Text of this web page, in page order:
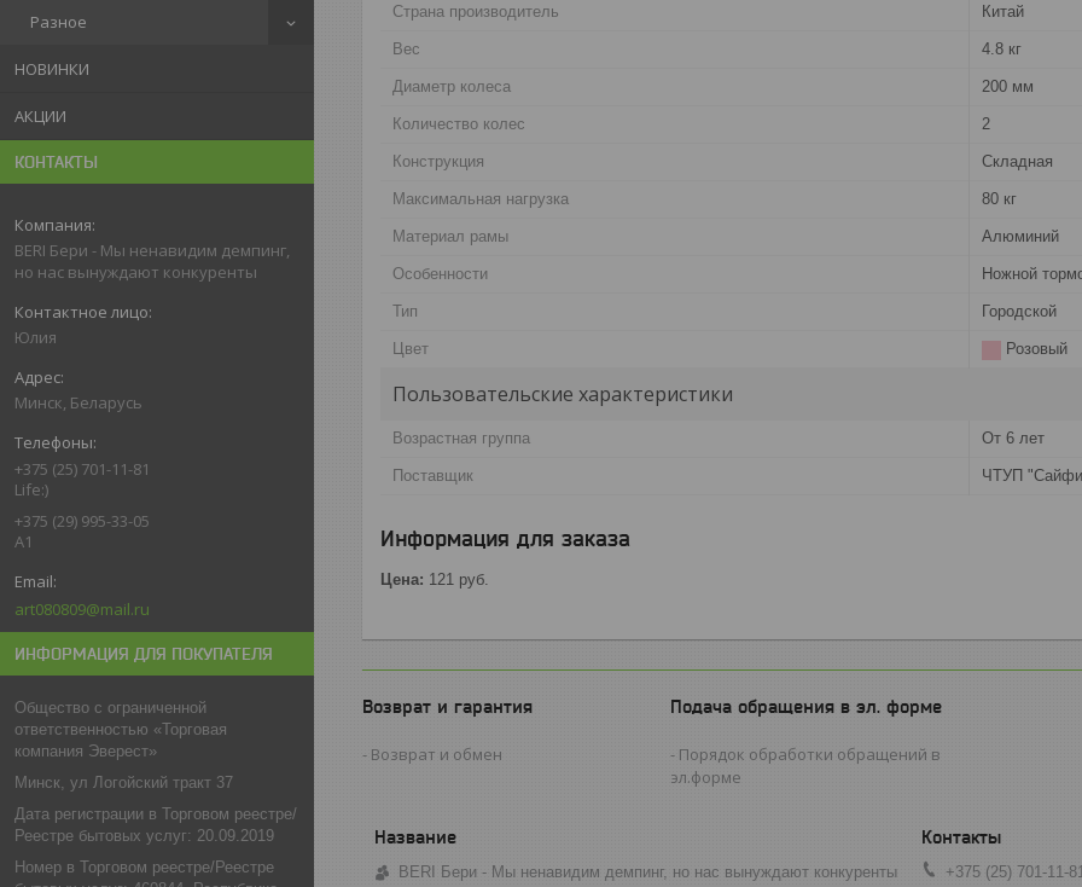
Разное
НОВИНКИ
АКЦИИ
КОНТАКТЫ
BERI Бери - Мы ненавидим демпинг,
но нас вынуждают конкуренты
Юлия
Минск, Беларусь
+375 (25) 701-11-81
Life:)
+375 (29) 995-33-05
A1
art080809@mail.ru
ИНФОРМАЦИЯ ДЛЯ ПОКУПАТЕЛЯ
Общество с ограниченной
ответственностью «Торговая
компания Эверест»
Минск, ул Логойский тракт 37
Дата регистрации в Торговом реестре/
Реестре бытовых услуг: 20.09.2019
Номер в Торговом реестре/Реестре
Страна производитель Китай
Вес 4.8 кг
Диаметр колеса 200 мм
Количество колес 2
Конструкция Складная
Максимальная нагрузка 80 кг
Материал рамы Алюминий
Особенности Ножной
Тип Городской
Цвет Розовый
Пользовательские характеристики
Возрастная группа От 6 лет
Поставщик ЧТУП "Сайфи
Информация для заказа
Цена: 121 руб.
Возврат и гарантия
Возврат и обмен
Подача обращения в эл. форме
Порядок обработки обращений в
эл.форме
BERI Бери - Мы ненавидим демпинг, но нас вынуждают конкуренты
+375 (25) 701-11-81